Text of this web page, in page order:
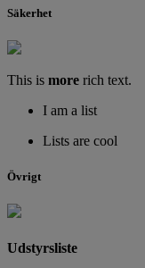
Säkerhet
This is more rich text.
I am a list
Lists are cool
Övrigt
Udstyrsliste